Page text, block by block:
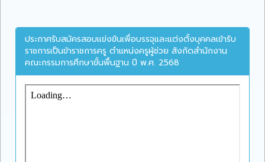
ประกาศรับสมัครสอบแข่งขันเพื่อบรรจุและแต่งตั้งบุคคลเข้ารับ
ราชการเป็นข้าราชการครู ตำแหน่งครูผู้ช่วย สังกัดสำนักงาน
คณะกรรมการศึกษาขั้นพื้นฐาน ปี พ.ศ. 2568